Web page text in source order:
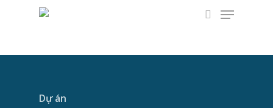
content
Menu
Dự án